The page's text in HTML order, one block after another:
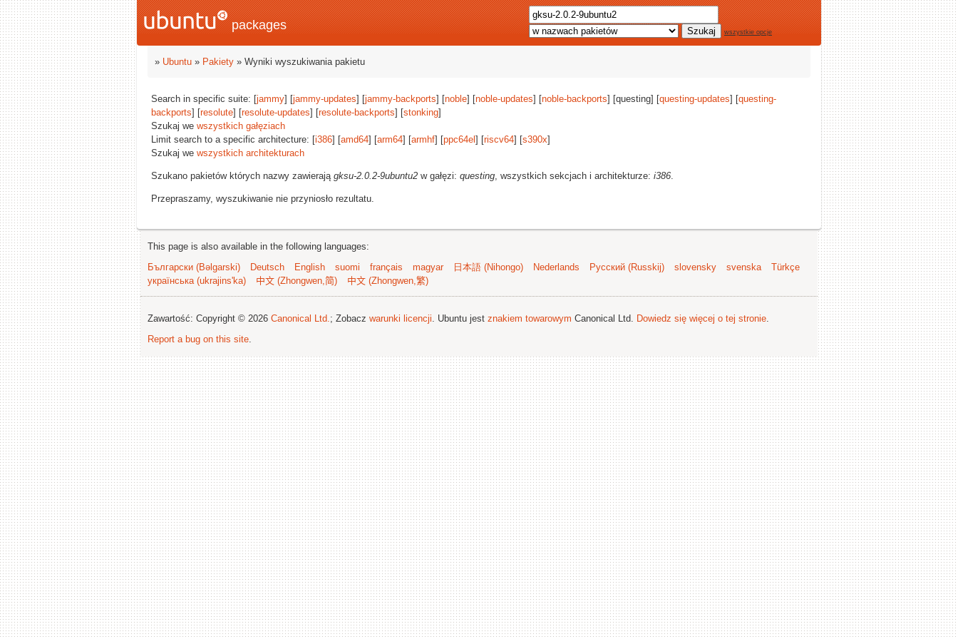
packages wszystkie opcje
» Ubuntu » Pakiety » Wyniki wyszukiwania pakietu
Search in specific suite: [jammy] [jammy-updates] [jammy-backports] [noble] [noble-updates] [noble-backports] [questing] [questing-updates] [questing-
backports] [resolute] [resolute-updates] [resolute-backports] [stonking]
Szukaj we wszystkich gałęziach
Limit search to a specific architecture: [i386] [amd64] [arm64] [armhf] [ppc64el ] [riscv64] [s390x]
Szukaj we wszystkich architekturach
Szukano pakietów których nazwy zawierają gksu-2.0.2-9ubuntu2 w gałęzi: questing, wszystkich sekcjach i architekturze: i386.
Przepraszamy, wyszukiwanie nie przyniosło rezultatu.
This page is also available in the following languages:
Български (Bəlgarski)
Deutsch English suomi français magyar 日本語 (Nihongo) Nederlands Русский (Russkij) slovensky svenska
Türkçe
українська (ukrajins'ka)
中文 (Zhongwen,简) 中文 (Zhongwen,繁)
Zawartość: Copyright © 2026 Canonical Ltd.; Zobacz warunki licencji. Ubuntu jest znakiem towarowym Canonical Ltd. Dowiedz się więcej o tej stronie.
Report a bug on this site.